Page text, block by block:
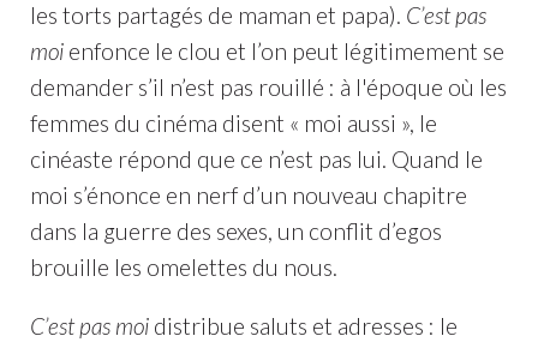
les torts partagés de maman et papa). C’est pas
moienfonce le clou et l’on peut légitimement se
demander s’il n’est pas rouillé : à l'époque où les
femmes du cinéma disent « moi aussi », le
cinéaste répond que ce n’est pas lui. Quand le
moi s’énonce en nerf d’un nouveau chapitre
dans la guerre des sexes, un conflit d’egos
brouille les omelettes du nous.
C’est pas moidistribue saluts et adresses : le